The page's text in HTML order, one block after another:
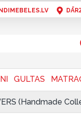
GULTAS
(Handmade